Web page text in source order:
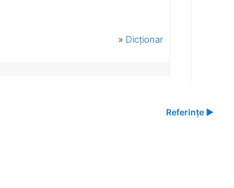
» Dicționar
Referințe ▶︎